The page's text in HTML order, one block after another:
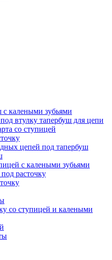
c калеными зубьями
втулку тапербуш для цепи
со ступицей
цепей под тапербуш
с калеными зубьями
расточку
со ступицей и калеными